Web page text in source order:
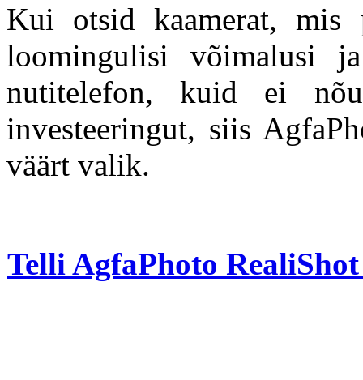
Kui otsid kaamerat, mis
loomingulisi võimalusi
nutitelefon, kuid ei
investeeringut, siis
väärt valik.
Telli AgfaPhoto